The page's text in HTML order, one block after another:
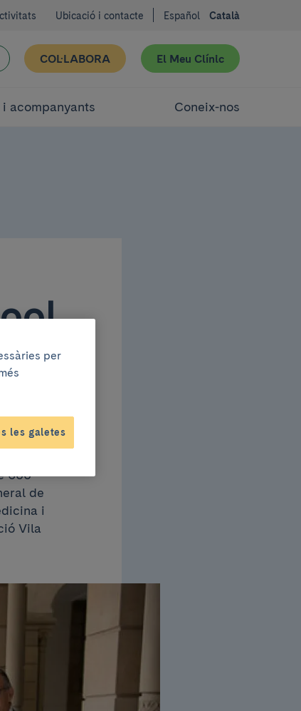
Ubicació i contacte Español Català
COL·LABORA El Meu Clínic
acompanyants Coneix-nos
de
600
de
i
Vila
per
les galetes